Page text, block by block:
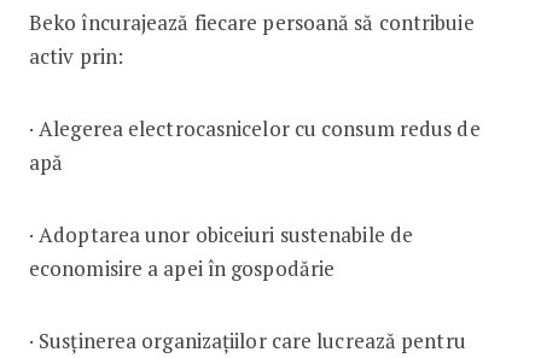
Beko încurajează fiecare persoană să contribuie
activ prin:
· Alegerea electrocasnicelor cu consum redus de
apă
· Adoptarea unor obiceiuri sustenabile de
economisire a apei în gospodărie
· Susținerea organizațiilor care lucrează pentru